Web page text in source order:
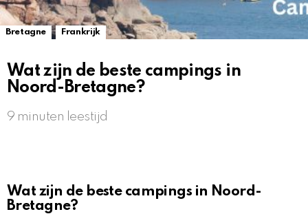
Bretagne , Frankrijk
Wat zijn de beste campings in
Noord-Bretagne?
9 minuten leestijd
Wat zijn de beste campings in Noord-
Bretagne?